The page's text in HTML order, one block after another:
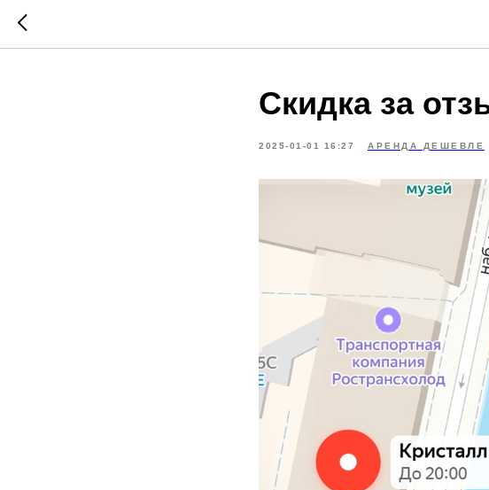
Скидка за
2025-01-01 16:27 АРЕНДА ДЕШЕВЛЕ